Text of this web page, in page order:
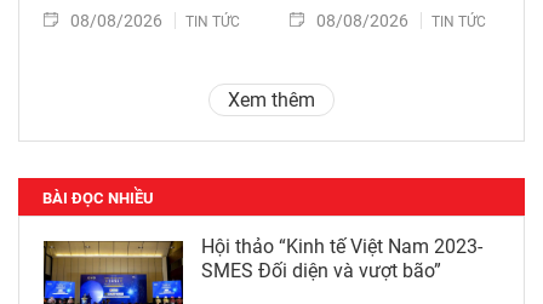
08/08/2026 TIN TỨC 08/08/2026 TIN TỨC
Xem thêm
BÀI ĐỌC NHIỀU
Hội thảo “Kinh tế Việt Nam 2023-
SMES Đối diện và vượt bão”